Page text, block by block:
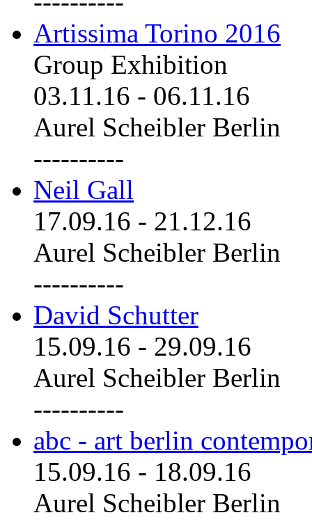
Artissima Torino 2016
Group Exhibition
03.11.16 - 06.11.16
Aurel Scheibler Berlin
----------
Neil Gall
17.09.16 - 21.12.16
Aurel Scheibler Berlin
----------
David Schutter
15.09.16 - 29.09.16
Aurel Scheibler Berlin
----------
abc - art berlin
15.09.16 - 18.09.16
Aurel Scheibler Berlin